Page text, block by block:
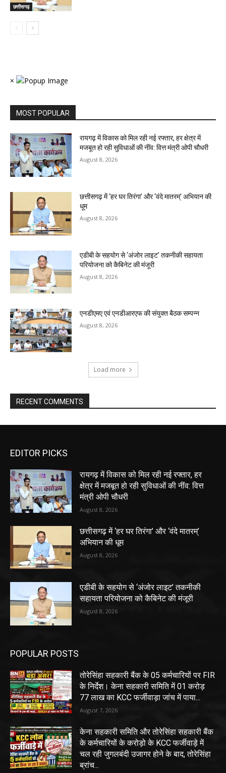
छत्तीसगढ़
×
MOST POPULAR
रायगढ़ में विकास को मिल रही नई रफ्तार, हर क्षेत्र में
मजबूत हो रही सुविधाओं की नींव: वित्त मंत्री ओपी चौधरी
August 8, 2026
छत्तीसगढ़ में ‘हर घर तिरंगा’ और ‘वंदे मातरम्’ अभियान की
धूम
August 8, 2026
एडीबी के सहयोग से ‘अंजोर लाइट’ तकनीकी सहायता
परियोजना को कैबिनेट की मंजूरी
August 8, 2026
एनडीएमए एवं एनडीआरएफ की संयुक्त बैठक सम्पन्न
August 8, 2026
Load more
RECENT COMMENTS
EDITOR PICKS
रायगढ़ में विकास को मिल रही नई रफ्तार, हर
क्षेत्र में मजबूत हो रही सुविधाओं की नींव: वित्त
मंत्री ओपी चौधरी
August 8, 2026
छत्तीसगढ़ में ‘हर घर तिरंगा’ और ‘वंदे मातरम्’
अभियान की धूम
August 8, 2026
एडीबी के सहयोग से ‘अंजोर लाइट’ तकनीकी
सहायता परियोजना को कैबिनेट की मंजूरी
August 8, 2026
POPULAR POSTS
तोरेसिंहा सहकारी बैंक के 05 कर्मचारियों पर FIR
के निर्देश। केना सहकारी समिति में 01 करोड़
77 लाख का KCC फर्जीवाड़ा जांच में पाया...
August 7, 2026
केना सहकारी समिति और तोरेसिंहा सहकारी बैंक
के कर्मचारियों के करोड़ो के KCC फर्जीवाड़े में
चल रही जुगलबंदी उजागर होने के बाद, तोरेसिंहा
ब्रांच...